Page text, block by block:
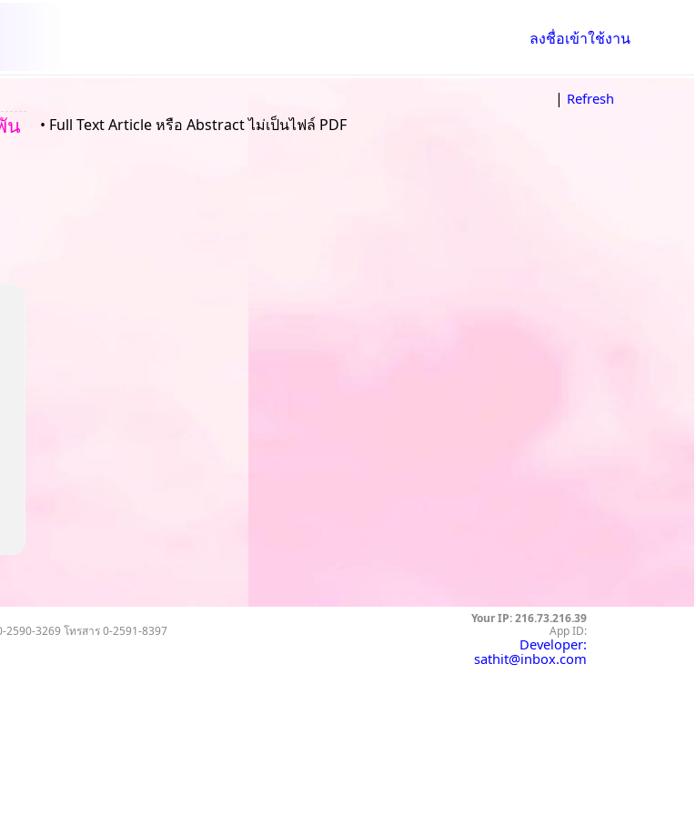
ลงชื่อเข้าใช้งาน
น
| Refresh
• Full Text Article หรือ Abstract ไม่เป็นไฟล์ PDF
3269 โทรสาร 0-2591-8397
Your IP: 216.73.216.39
App ID:
Developer:
sathit@inbox.com